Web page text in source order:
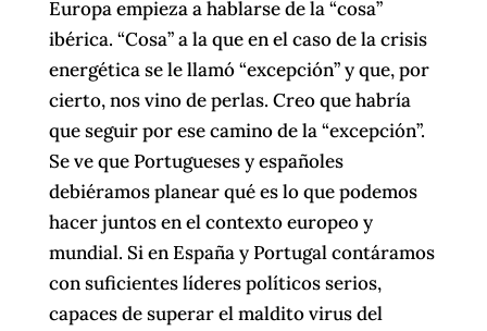
Europa empieza a hablarse de la “cosa”
ibérica. “Cosa” a la que en el caso de la crisis
energética se le llamó “excepción” y que, por
cierto, nos vino de perlas. Creo que habría
que seguir por ese camino de la “excepción”.
Se ve que Portugueses y españoles
debiéramos planear qué es lo que podemos
hacer juntos en el contexto europeo y
mundial. Si en España y Portugal contáramos
con suficientes líderes políticos serios,
capaces de superar el maldito virus del